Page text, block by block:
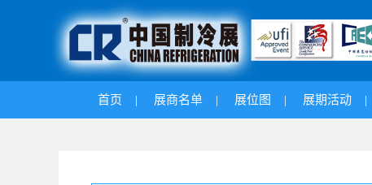
首页 | 展商名单 | 展位图 | 展期活动 |